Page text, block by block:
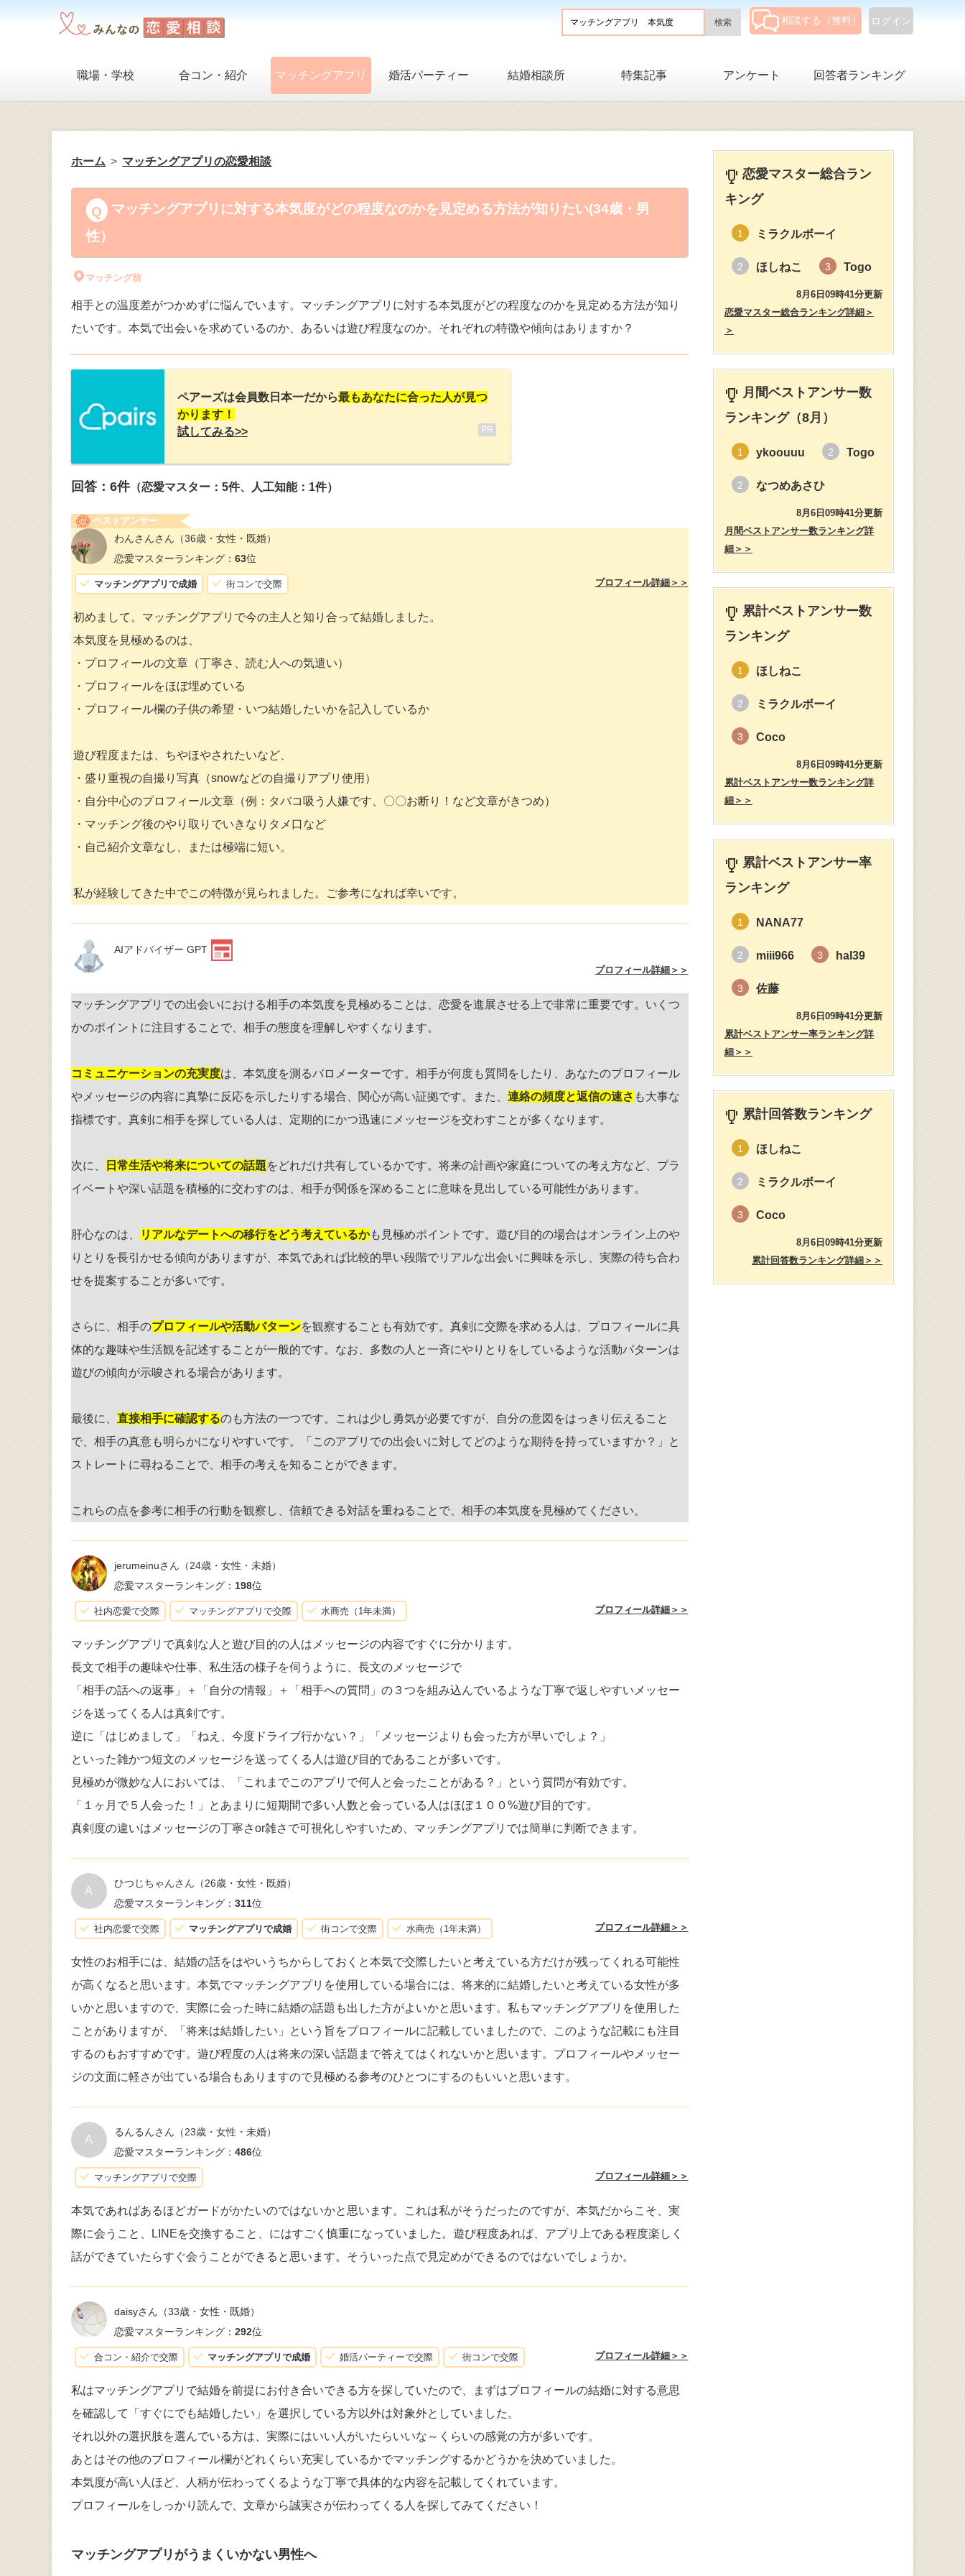
ログイン
相談する（無料）
職場・学校 合コン・紹介 マッチングアプリ 婚活パーティー 結婚相談所 特集記事 アンケート 回答者ランキング
ホーム マッチングアプリの恋愛相談
マッチングアプリに対する本気度がどの程度なのかを見定める方法が知りたい(34歳・男
性）
マッチング前
相手との温度差がつかめずに悩んでいます。マッチングアプリに対する本気度がどの程度なのかを見定める方法が知り
たいです。本気で出会いを求めているのか、あるいは遊び程度なのか。それぞれの特徴や傾向はありますか？
ペアーズは会員数日本一だから最もあなたに合った人が見つ
かります！
試してみる>>
PR
回答： 6件（恋愛マスター：5件、人工知能：1件）
ベストアンサー
わんさんさん （36歳・女性・既婚）
恋愛マスターランキング： 63位
マッチングアプリで成婚 街コンで交際 プロフィール詳細＞＞
初めまして。マッチングアプリで今の主人と知り合って結婚しました。
本気度を見極めるのは、
・プロフィールの文章（丁寧さ、読む人への気遣い）
・プロフィールをほぼ埋めている
・プロフィール欄の子供の希望・いつ結婚したいかを記入しているか
遊び程度または、ちやほやされたいなど、
・盛り重視の自撮り写真（snowなどの自撮りアプリ使用）
・自分中心のプロフィール文章（例：タバコ吸う人嫌です、〇〇お断り！など文章がきつめ）
・マッチング後のやり取りでいきなりタメ口など
・自己紹介文章なし、または極端に短い。
私が経験してきた中でこの特徴が見られました。ご参考になれば幸いです。
AIアドバイザー GPT
プロフィール詳細＞＞
マッチングアプリでの出会いにおける相手の本気度を見極めることは、恋愛を進展させる上で非常に重要です。いくつ
かのポイントに注目することで、相手の態度を理解しやすくなります。
コミュニケーションの充実度は、本気度を測るバロメーターです。相手が何度も質問をしたり、あなたのプロフィール
やメッセージの内容に真摯に反応を示したりする場合、関心が高い証拠です。また、 連絡の頻度と返信の速さ も大事な
指標です。真剣に相手を探している人は、定期的にかつ迅速にメッセージを交わすことが多くなります。
次に、 日常生活や将来についての話題をどれだけ共有しているかです。将来の計画や家庭についての考え方など、プラ
イベートや深い話題を積極的に交わすのは、相手が関係を深めることに意味を見出している可能性があります。
肝心なのは、 リアルなデートへの移行をどう考えているかも見極めポイントです。遊び目的の場合はオンライン上のや
りとりを長引かせる傾向がありますが、本気であれば比較的早い段階でリアルな出会いに興味を示し、実際の待ち合わ
せを提案することが多いです。
さらに、相手のプロフィールや活動パターンを観察することも有効です。真剣に交際を求める人は、プロフィールに具
体的な趣味や生活観を記述することが一般的です。なお、多数の人と一斉にやりとりをしているような活動パターンは
遊びの傾向が示唆される場合があります。
最後に、 直接相手に確認するのも方法の一つです。これは少し勇気が必要ですが、自分の意図をはっきり伝えること
で、相手の真意も明らかになりやすいです。「このアプリでの出会いに対してどのような期待を持っていますか？」と
ストレートに尋ねることで、相手の考えを知ることができます。
これらの点を参考に相手の行動を観察し、信頼できる対話を重ねることで、相手の本気度を見極めてください。
jerumeinuさん （24歳・女性・未婚）
恋愛マスターランキング： 198位
社内恋愛で交際 マッチングアプリで交際 水商売（1年未満） プロフィール詳細＞＞
マッチングアプリで真剣な人と遊び目的の人はメッセージの内容ですぐに分かります。
長文で相手の趣味や仕事、私生活の様子を伺うように、長文のメッセージで
「相手の話への返事」＋「自分の情報」＋「相手への質問」の３つを組み込んでいるような丁寧で返しやすいメッセー
ジを送ってくる人は真剣です。
逆に「はじめまして」「ねえ、今度ドライブ行かない？」「メッセージよりも会った方が早いでしょ？」
といった雑かつ短文のメッセージを送ってくる人は遊び目的であることが多いです。
見極めが微妙な人においては、「これまでこのアプリで何人と会ったことがある？」という質問が有効です。
「１ヶ月で５人会った！」とあまりに短期間で多い人数と会っている人はほぼ１００%遊び目的です。
真剣度の違いはメッセージの丁寧さor雑さで可視化しやすいため、マッチングアプリでは簡単に判断できます。
A
ひつじちゃんさん （26歳・女性・既婚）
恋愛マスターランキング： 311位
社内恋愛で交際 マッチングアプリで成婚 街コンで交際 水商売（1年未満） プロフィール詳細＞＞
女性のお相手には、結婚の話をはやいうちからしておくと本気で交際したいと考えている方だけが残ってくれる可能性
が高くなると思います。本気でマッチングアプリを使用している場合には、将来的に結婚したいと考えている女性が多
いかと思いますので、実際に会った時に結婚の話題も出した方がよいかと思います。私もマッチングアプリを使用した
ことがありますが、「将来は結婚したい」という旨をプロフィールに記載していましたので、このような記載にも注目
するのもおすすめです。遊び程度の人は将来の深い話題まで答えてはくれないかと思います。プロフィールやメッセー
ジの文面に軽さが出ている場合もありますので見極める参考のひとつにするのもいいと思います。
A
るんるんさん （23歳・女性・未婚）
恋愛マスターランキング： 486位
マッチングアプリで交際 プロフィール詳細＞＞
本気であればあるほどガードがかたいのではないかと思います。これは私がそうだったのですが、本気だからこそ、実
際に会うこと、LINEを交換すること、にはすごく慎重になっていました。遊び程度あれば、アプリ上である程度楽しく
話ができていたらすぐ会うことができると思います。そういった点で見定めができるのではないでしょうか。
daisyさん （33歳・女性・既婚）
恋愛マスターランキング： 292位
合コン・紹介で交際 マッチングアプリで成婚 婚活パーティーで交際 街コンで交際 プロフィール詳細＞＞
私はマッチングアプリで結婚を前提にお付き合いできる方を探していたので、まずはプロフィールの結婚に対する意思
を確認して「すぐにでも結婚したい」を選択している方以外は対象外としていました。
それ以外の選択肢を選んでいる方は、実際にはいい人がいたらいいな～くらいの感覚の方が多いです。
あとはその他のプロフィール欄がどれくらい充実しているかでマッチングするかどうかを決めていました。
本気度が高い人ほど、人柄が伝わってくるような丁寧で具体的な内容を記載してくれています。
プロフィールをしっかり読んで、文章から誠実さが伝わってくる人を探してみてください！
マッチングアプリがうまくいかない男性へ
恋愛マスター総合ラン
キング
1 ミラクルボーイ
2 ほしねこ 3 Togo
8月6日09時41分更新
恋愛マスター総合ランキング詳細＞
＞
月間ベストアンサー数
ランキング（8月）
1 ykoouuu 2 Togo
2 なつめあさひ
8月6日09時41分更新
月間ベストアンサー数ランキング詳
細＞＞
累計ベストアンサー数
ランキング
1 ほしねこ
2 ミラクルボーイ
3 Coco
8月6日09時41分更新
累計ベストアンサー数ランキング詳
細＞＞
累計ベストアンサー率
ランキング
1 NANA77
2 miii966 3 hal39
3 佐藤
8月6日09時41分更新
累計ベストアンサー率ランキング詳
細＞＞
累計回答数ランキング
1 ほしねこ
2 ミラクルボーイ
3 Coco
8月6日09時41分更新
累計回答数ランキング詳細＞＞